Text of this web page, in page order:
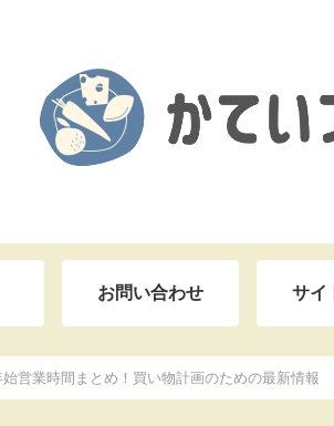
お問い合わせ サイ
営業時間まとめ！買い物計画のための最新情報